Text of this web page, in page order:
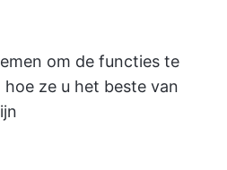
om de functies te
hoe ze u het beste van